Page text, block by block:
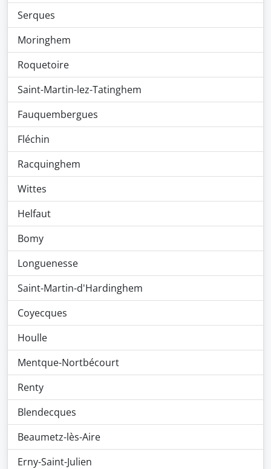
Serques
Moringhem
Roquetoire
Saint-Martin-lez-Tatinghem
Fauquembergues
Fléchin
Racquinghem
Wittes
Helfaut
Bomy
Longuenesse
Saint-Martin-d'Hardinghem
Coyecques
Houlle
Mentque-Nortbécourt
Renty
Blendecques
Beaumetz-lès-Aire
Erny-Saint-Julien